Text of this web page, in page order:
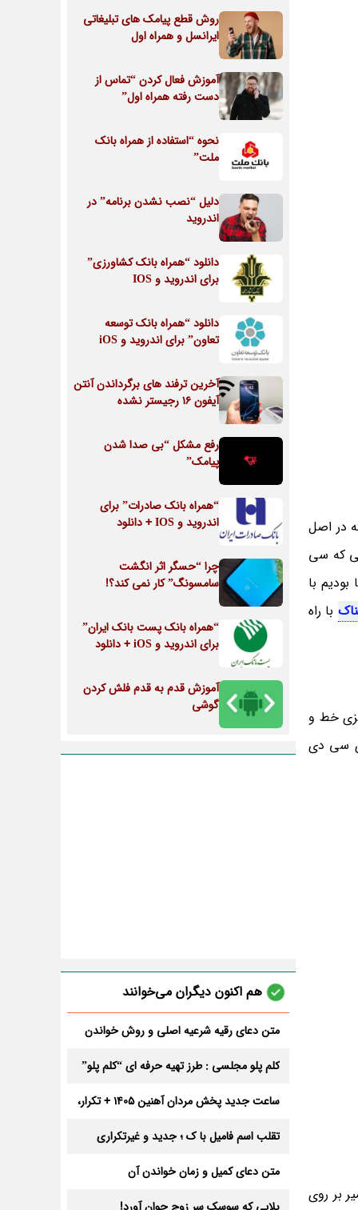
در اصل
که سی
با
با راه
خط و
سی دی
بر روی
روش قطع پیامک های تبلیغاتی
ایرانسل و همراه اول
آموزش فعال کردن “تماس از
دست رفته همراه اول”
نحوه “استفاده از همراه بانک
ملت”
دلیل “نصب نشدن برنامه” در
اندروید
دانلود “همراه بانک کشاورزی”
برای اندروید و IOS
دانلود “همراه بانک توسعه
تعاون” برای اندروید و iOS
آخرین ترفند های برگرداندن آنتن
آیفون ۱۶ رجیستر نشده
رفع مشکل “بی صدا شدن
پیامک”
“همراه بانک صادرات” برای
اندروید و IOS + دانلود
چرا “حسگر اثر انگشت
سامسونگ” کار نمی کند؟!
“همراه بانک پست بانک ایران”
برای اندروید و iOS + دانلود
آموزش قدم به قدم فلش کردن
گوشی
هم اکنون دیگران می‌خوانند
متن دعای رقیه شرعیه اصلی و روش خواندن
کلم پلو مجلسی : طرز تهیه حرفه ای “کلم پلو”
ساعت جدید پخش مردان آهنین 1405 + تکرار،
تقلب اسم فامیل با ک ؛ جدید و غیرتکراری
متن دعای کمیل و زمان خواندن آن